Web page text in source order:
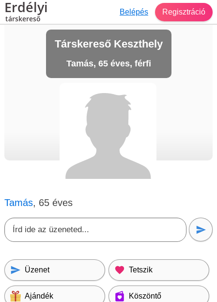
Erdélyi
társkereső
Belépés Regisztráció
Társkereső Keszthely
Tamás, 65 éves, férfi
Tamás, 65 éves
Üzenet Tetszik
Ajándék Köszöntő